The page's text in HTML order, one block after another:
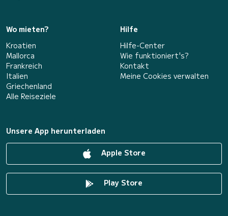
Wo mieten?
Kroatien
Mallorca
Frankreich
Italien
Griechenland
Alle Reiseziele
Hilfe
Hilfe-Center
Wie funktioniert's?
Kontakt
Meine Cookies verwalten
Unsere App herunterladen
Apple Store
Play Store